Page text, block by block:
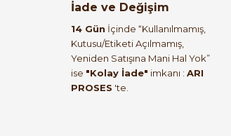
İade ve Değişim
14 Gün İçinde “Kullanılmamış,
Kutusu/Etiketi Açılmamış,
Yeniden Satışına Mani Hal Yok”
ise "Kolay İade" imkanı : ARI
PROSES 'te.